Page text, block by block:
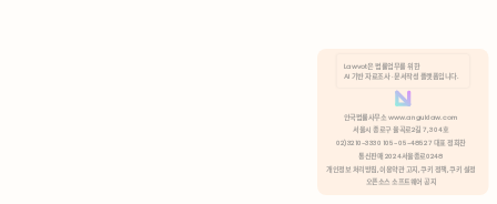
분석 쿠키 허용
Lawvot은 법률업무를 위한
AI 기반 자료조사 · 문서작성 플랫폼입니다.
안국법률사무소 www.anguklaw.com
서울시 종로구 율곡로2길 7, 304호
02)3210-3330 105-05-48527 대표 정희찬
통신판매 2024서울종로0248
개인정보 처리방침, 이용약관 고지, 쿠키 정책, 쿠키 설정
오픈소스 소프트웨어 공지